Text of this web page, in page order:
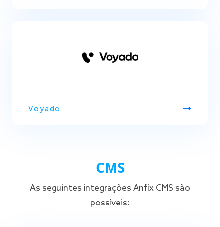
Voyado
CMS
As seguintes integrações Anfix CMS são
possíveis: